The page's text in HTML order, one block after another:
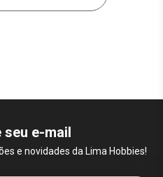
seu e-mail
e novidades da Lima Hobbies!